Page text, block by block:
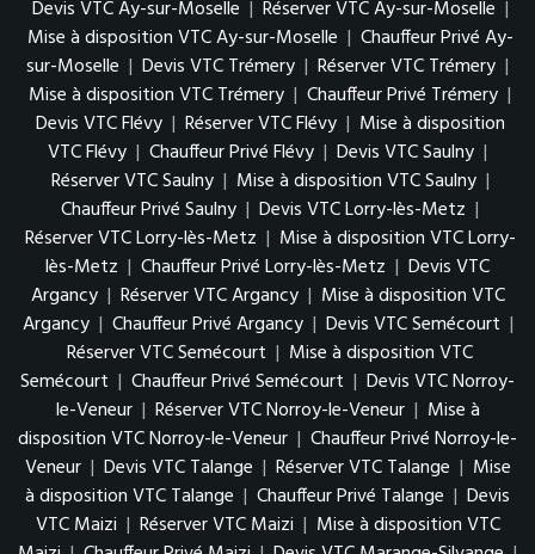
Devis VTC Ay-sur-Moselle | Réserver VTC Ay-sur-Moselle |
Mise à disposition VTC Ay-sur-Moselle | Chauffeur Privé Ay-
sur-Moselle | Devis VTC Trémery | Réserver VTC Trémery |
Mise à disposition VTC Trémery | Chauffeur Privé Trémery |
Devis VTC Flévy | Réserver VTC Flévy | Mise à disposition
VTC Flévy | Chauffeur Privé Flévy | Devis VTC Saulny |
Réserver VTC Saulny | Mise à disposition VTC Saulny |
Chauffeur Privé Saulny | Devis VTC Lorry-lès-Metz |
Réserver VTC Lorry-lès-Metz | Mise à disposition VTC Lorry-
lès-Metz | Chauffeur Privé Lorry-lès-Metz | Devis VTC
Argancy | Réserver VTC Argancy | Mise à disposition VTC
Argancy | Chauffeur Privé Argancy | Devis VTC Semécourt |
Réserver VTC Semécourt | Mise à disposition VTC
Semécourt | Chauffeur Privé Semécourt | Devis VTC Norroy-
le-Veneur | Réserver VTC Norroy-le-Veneur | Mise à
disposition VTC Norroy-le-Veneur | Chauffeur Privé Norroy-le-
Veneur | Devis VTC Talange | Réserver VTC Talange | Mise
à disposition VTC Talange | Chauffeur Privé Talange | Devis
VTC Maizi | Réserver VTC Maizi | Mise à disposition VTC